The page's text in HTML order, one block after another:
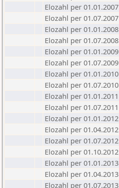
Elozahl per 01.01.2007
Elozahl per 01.07.2007
Elozahl per 01.01.2008
Elozahl per 01.07.2008
Elozahl per 01.01.2009
Elozahl per 01.07.2009
Elozahl per 01.01.2010
Elozahl per 01.07.2010
Elozahl per 01.01.2011
Elozahl per 01.07.2011
Elozahl per 01.01.2012
Elozahl per 01.04.2012
Elozahl per 01.07.2012
Elozahl per 01.10.2012
Elozahl per 01.01.2013
Elozahl per 01.04.2013
Elozahl per 01.07.2013